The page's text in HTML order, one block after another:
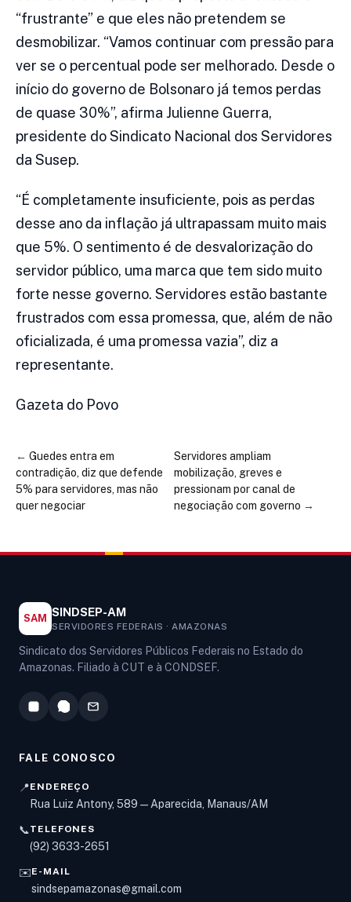
“frustrante” e que eles não pretendem se
desmobilizar. “Vamos continuar com pressão para
ver se o percentual pode ser melhorado. Desde o
início do governo de Bolsonaro já temos perdas
de quase 30%”, afirma Julienne Guerra,
presidente do Sindicato Nacional dos Servidores
da Susep.
“É completamente insuficiente, pois as perdas
desse ano da inflação já ultrapassam muito mais
que 5%. O sentimento é de desvalorização do
servidor público, uma marca que tem sido muito
forte nesse governo. Servidores estão bastante
frustrados com essa promessa, que, além de não
oficializada, é uma promessa vazia”, diz a
representante.
Gazeta do Povo
← Guedes entra em
contradição, diz que defende
5% para servidores, mas não
quer negociar
Servidores ampliam
mobilização, greves e
pressionam por canal de
negociação com governo →
SAM SINDSEP-AM
SERVIDORES FEDERAIS · AMAZONAS
Sindicato dos Servidores Públicos Federais no Estado do
Amazonas. Filiado à CUT e à CONDSEF.
FALE CONOSCO
📍ENDEREÇO
Rua Luiz Antony, 589 — Aparecida, Manaus/AM
📞TELEFONES
(92) 3633-2651
✉️E-MAIL
sindsepamazonas@gmail.com
Olá! Digite um assunto e vou buscar em nossas